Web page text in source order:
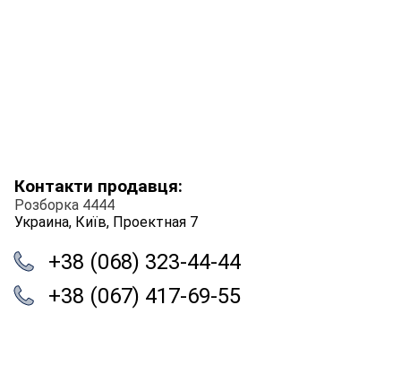
Контакти продавця:
Розборка 4444
Украина, Київ, Проектная 7
+38 (068) 323-44-44
+38 (067) 417-69-55